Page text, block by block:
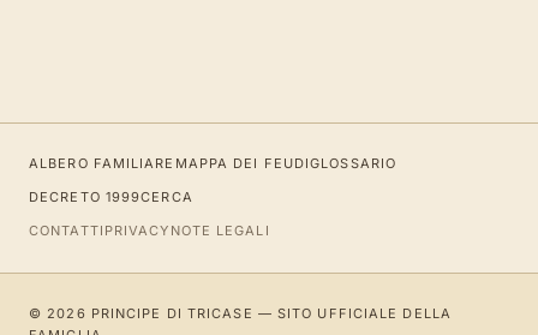
ALBERO FAMILIARE MAPPA DEI FEUDIGLOSSARIO
DECRETO 1999CERCA
CONTATTI PRIVACY NOTE LEGALI
© 2026 PRINCIPE DI TRICASE — SITO UFFICIALE DELLA